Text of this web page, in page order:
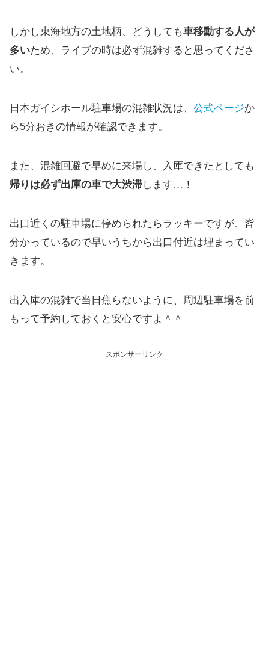
しかし東海地方の土地柄、どうしても車移動する人が
多いため、ライブの時は必ず混雑すると思ってくださ
い。
日本ガイシホール駐車場の混雑状況は、 公式ページか
ら5分おきの情報が確認できます。
また、混雑回避で早めに来場し、入庫できたとしても
帰りは必ず出庫の車で大渋滞します…！
出口近くの駐車場に停められたらラッキーですが、皆
分かっているので早いうちから出口付近は埋まってい
きます。
出入庫の混雑で当日焦らないように、
周辺駐車場を前
もって予約 しておくと安心ですよ＾＾
スポンサーリンク